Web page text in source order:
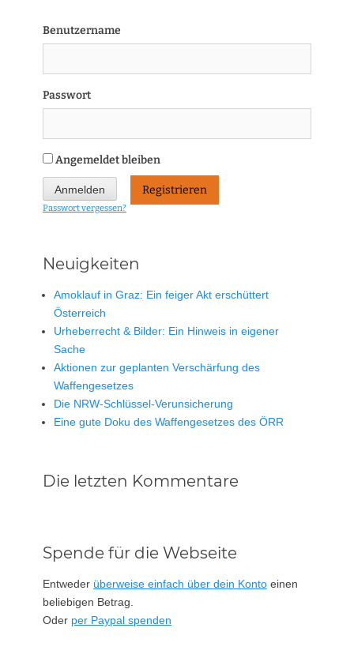
Benutzername
Passwort
Angemeldet bleiben
Registrieren
Passwort vergessen?
Neuigkeiten
Amoklauf in Graz: Ein feiger Akt erschüttert
Österreich
Urheberrecht & Bilder: Ein Hinweis in eigener
Sache
Aktionen zur geplanten Verschärfung des
Waffengesetzes
Die NRW-Schlüssel-Verunsicherung
Eine gute Doku des Waffengesetzes des ÖRR
Die letzten Kommentare
Spende für die Webseite
Entweder überweise einfach über dein Konto einen
beliebigen Betrag.
Oder per Paypal spenden